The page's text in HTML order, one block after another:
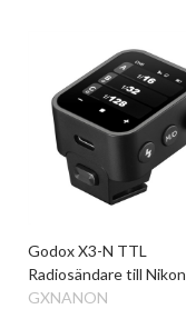
Godox X3-N TTL
Radiosändare till Nikon
GXNANON